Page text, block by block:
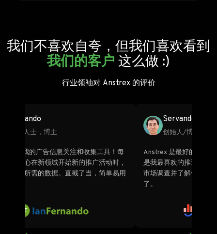
我们不喜欢自夸，但我们喜欢看到
我们的客户 这么做 :)
行业领袖对 Anstrex 的评价
联合创始人，OrionClick
“与市场上所有其它广告智能平台相比，以最低的
价格获得更多网络、更多数据和更多功能。我确信
这一点，因为我都体验过了。Anstrex 已成为一种